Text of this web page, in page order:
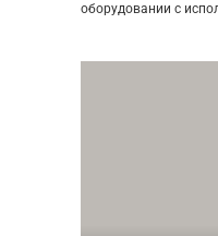
оборудовании с